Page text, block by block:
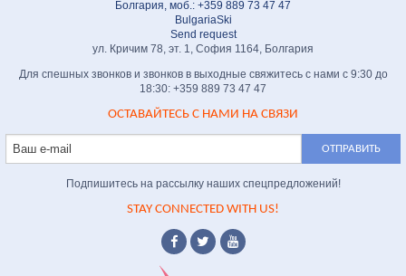
Болгария, моб.: +359 889 73 47 47
BulgariaSki
Send request
ул. Кричим 78, эт. 1, София 1164, Болгария
Для спешных звонков и звонков в выходные свяжитесь с нами с 9:30 до
18:30: +359 889 73 47 47
ОСТАВАЙТЕСЬ С НАМИ НА СВЯЗИ
Подпишитесь на рассылку наших спецпредложений!
STAY CONNECTED WITH US!